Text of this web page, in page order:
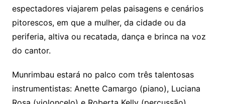
espectadores viajarem pelas paisagens e cenários
pitorescos, em que a mulher, da cidade ou da
periferia, altiva ou recatada, dança e brinca na voz
do cantor.
Munrimbau estará no palco com três talentosas
instrumentistas: Anette Camargo (piano), Luciana